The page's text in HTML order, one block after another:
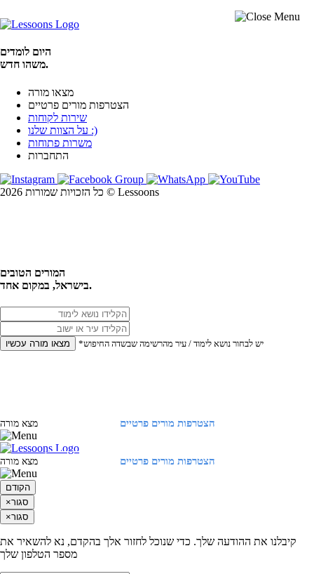
היום לומדים
משהו חדש.
מצאו מורה
הצטרפות מורים פרטיים
שירות לקוחות
על הצוות שלנו :)
משרות פתוחות
התחברות
כל הזכויות שמורות 2026 © Lessoons
המורים הטובים
בישראל, במקום אחד.
מצאו מורה עכשיו *יש לבחור נושא לימוד / עיר מהרשימה שבשדה החיפוש
הצטרפות מורים פרטיים מצא מורה
הצטרפות מורים פרטיים מצא מורה
הקודם
×סגור
×סגור
קיבלנו את ההודעה שלך. כדי שנוכל לחזור אלך בהקדם, נא להשאיר את
מספר הטלפון שלך